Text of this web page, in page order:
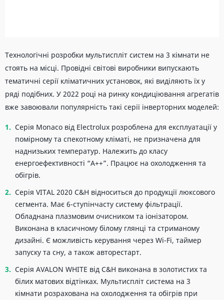
Технологічні розробки мультиспліт систем на 3 кімнати не
стоять на місці. Провідні світові виробники випускають
тематичні серії кліматичних установок, які виділяють їх у
ряді подібних. У 2022 році на ринку кондиціювання агрегатів
вже завоювали популярність такі серії інверторних моделей:
Серія Monaco від Electrolux розроблена для експлуатації у
помірному та спекотному кліматі, не призначена для
наднизьких температур. Належить до класу
енергоефективності “А++”. Працює на охолодження та
обігрів.
Серія VITAL 2020 C&H відноситься до продукції люксового
сегмента. Має 6-ступінчасту систему фільтрації.
Обладнана плазмовим очисником та іонізатором.
Виконана в класичному білому глянці та стриманому
дизайні. Є можливість керування через Wi-Fi, таймер
запуску та сну, а також авторестарт.
Серія AVALON WHITE від C&H виконана в золотистих та
білих матових відтінках. Мультиспліт система на 3
кімнати розрахована на охолодження та обігрів при